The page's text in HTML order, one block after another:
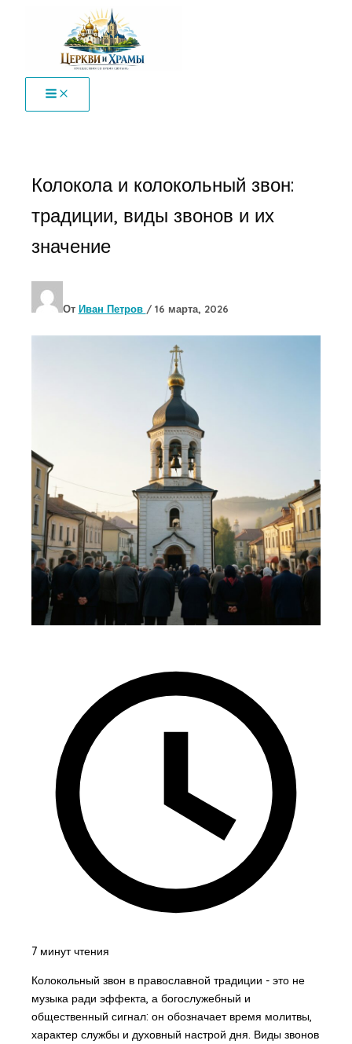
содержимому
Колокола и колокольный звон:
традиции, виды звонов и их
значение
От Иван Петров / 16 марта, 2026
7 минут чтения
Колокольный звон в православной традиции - это не
музыка ради эффекта, а богослужебный и
общественный сигнал: он обозначает время молитвы,
характер службы и духовный настрой дня. Виды звонов